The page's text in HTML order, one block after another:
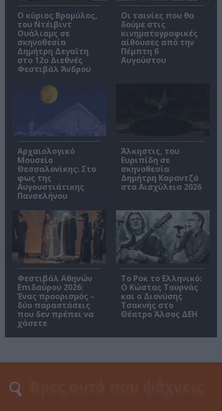
O κύριος Βρομύλος,
του Ντέιβιντ
Ουάλιαμς σε
σκηνοθεσία
Δημήτρη Δεγαΐτη
στο 12ο Διεθνές
Φεστιβάλ Άνδρου
Οι ταινίες που θα
δούμε στις
κινηματογραφικές
αίθουσες από την
Πέμπτη 6
Αυγούστου
Αρχαιολογικό
Μουσείο
Θεσσαλονίκης: Στο
φως της
Αυγουστιάτικης
Πανσελήνου
Άλκηστις, του
Ευριπίδη σε
σκηνοθεσία
Δημήτρη Καραντζά
στα Αισχύλεια 2026
Φεστιβάλ Αθηνών
Επιδαύρου 2026:
Ένας προορισμός –
δύο παραστάσεις
που δεν πρέπει να
χάσετε
Το Ροκ το Ελληνικό:
Ο Κώστας Τουρνάς
και ο Διονύσης
Τσακνής στο
Θέατρο Άλσος ΔΕΗ